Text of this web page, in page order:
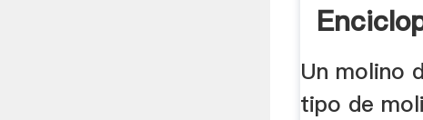
Un molino
tipo de